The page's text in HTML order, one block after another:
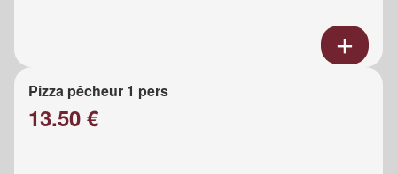
Pizza pêcheur 1 pers
13.50 €